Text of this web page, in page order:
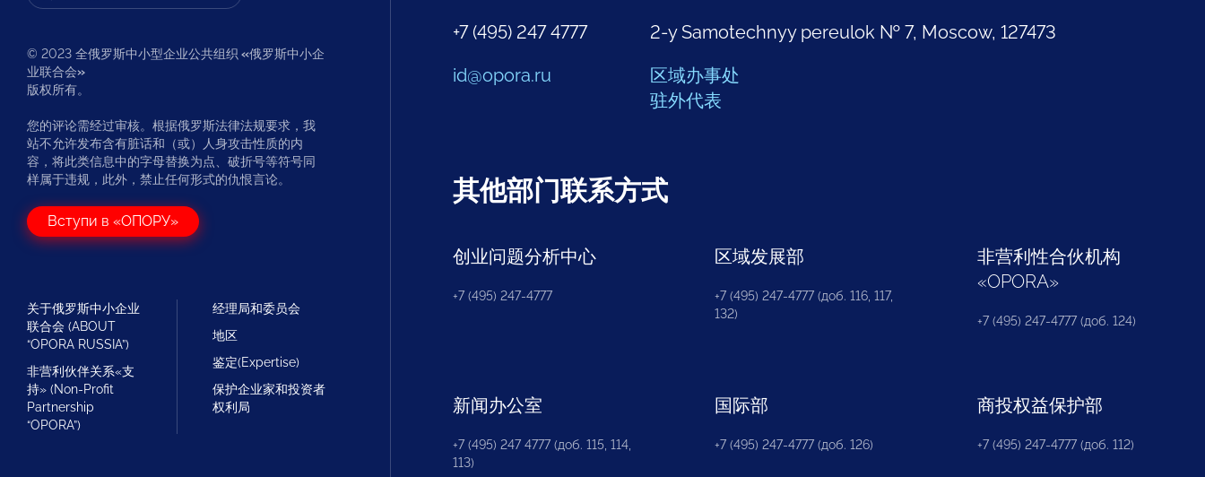
© 2023 全俄罗斯中小型企业公共组织 «俄罗斯中小企
业联合会»
版权所有。
您的评论需经过审核。根据俄罗斯法律法规要求，我
站不允许发布含有脏话和（或）人身攻击性质的内
容，将此类信息中的字母替换为点、破折号等符号同
样属于违规，此外，禁止任何形式的仇恨言论。
Вступи в «ОПОРУ»
关于俄罗斯中小企业
联合会 (ABOUT
“OPORA RUSSIA”)
非营利伙伴关系«支
持» (Non-Profit
Partnership
“OPORA”)
经理局和委员会
地区
鉴定(Expertise)
保护企业家和投资者
权利局
+7 (495) 247 4777
id@opora.ru
2-y Samotechnyy pereulok № 7, Moscow, 127473
区域办事处
驻外代表
其他部门联系方式
创业问题分析中心
+7 (495) 247-4777
区域发展部
+7 (495) 247-4777 (доб. 116, 117,
132)
非营利性合伙机构
«OPORA»
+7 (495) 247-4777 (доб. 124)
新闻办公室
+7 (495) 247 4777 (доб. 115, 114,
113)
国际部
+7 (495) 247-4777 (доб. 126)
商投权益保护部
+7 (495) 247-4777 (доб. 112)